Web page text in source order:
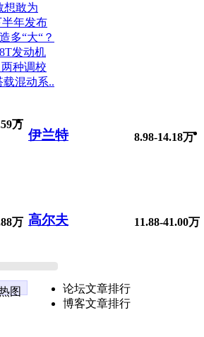
想敢为
年发布
多“大“？
发动机
种调校
混动系..
万
伊兰特 8.98-14.18万
万 高尔夫 11.88-41.00万
图
论坛文章排行
博客文章排行